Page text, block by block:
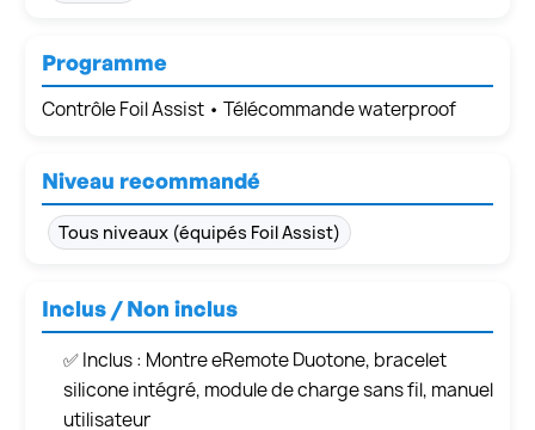
Programme
Contrôle Foil Assist • Télécommande waterproof
Niveau recommandé
Tous niveaux (équipés Foil Assist)
Inclus / Non inclus
✅ Inclus : Montre eRemote Duotone, bracelet
silicone intégré, module de charge sans fil, manuel
utilisateur